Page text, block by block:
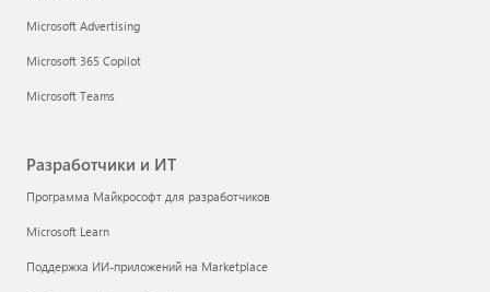
Microsoft Advertising
Microsoft 365 Copilot
Microsoft Teams
Разработчики и ИТ
Программа Майкрософт для разработчиков
Microsoft Learn
Поддержка ИИ-приложений на Marketplace